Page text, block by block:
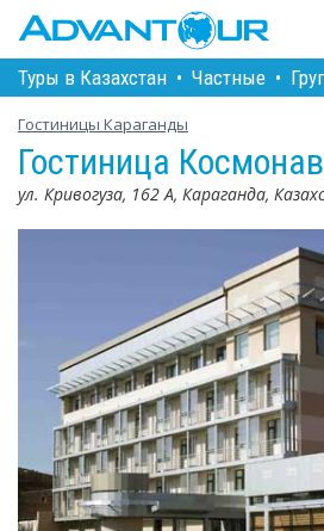
Туры в Казахстан • Частные •
Гостиницы Караганды
Гостиница
ул. Кривогуза, 162 А, Караганда,